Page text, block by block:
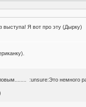
выступа! Я вот про эту (Дырку)
:unsure:Это немного